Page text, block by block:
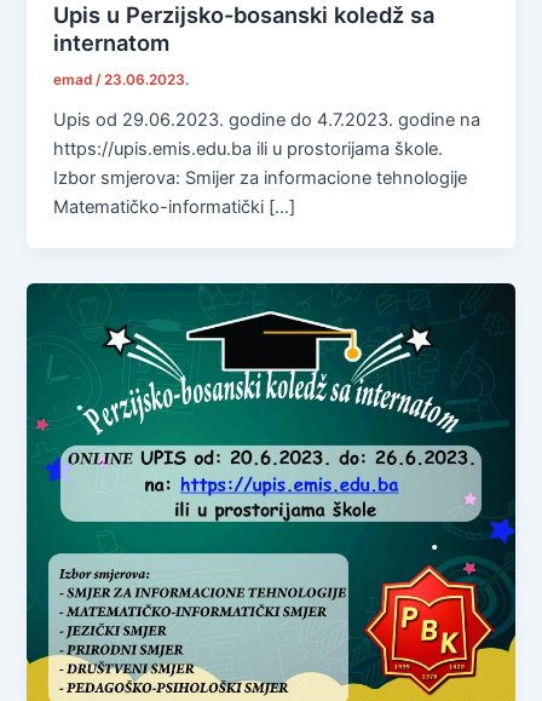
Upis u Perzijsko-bosanski koledž sa
internatom
emad/23.06.2023.
Upis od 29.06.2023. godine do 4.7.2023. godine na
https://upis.emis.edu.ba ili u prostorijama škole.
Izbor smjerova: Smijer za informacione tehnologije
Matematičko-informatički […]